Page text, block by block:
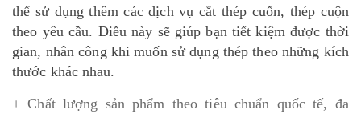
thể sử dụng thêm các dịch vụ cắt thép cuốn, thép cuộn
theo yêu cầu. Điều này sẽ giúp bạn tiết kiệm được thời
gian, nhân công khi muốn sử dụng thép theo những kích
thước khác nhau.
+ Chất lượng sản phẩm theo tiêu chuẩn quốc tế, đa